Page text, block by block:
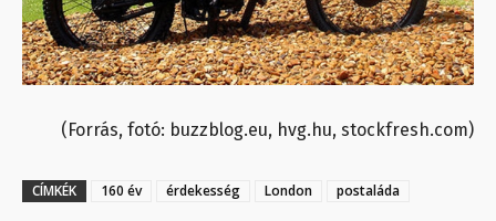
(Forrás, fotó: buzzblog.eu, hvg.hu, stockfresh.com)
CÍMKÉK 160 év érdekesség London postaláda